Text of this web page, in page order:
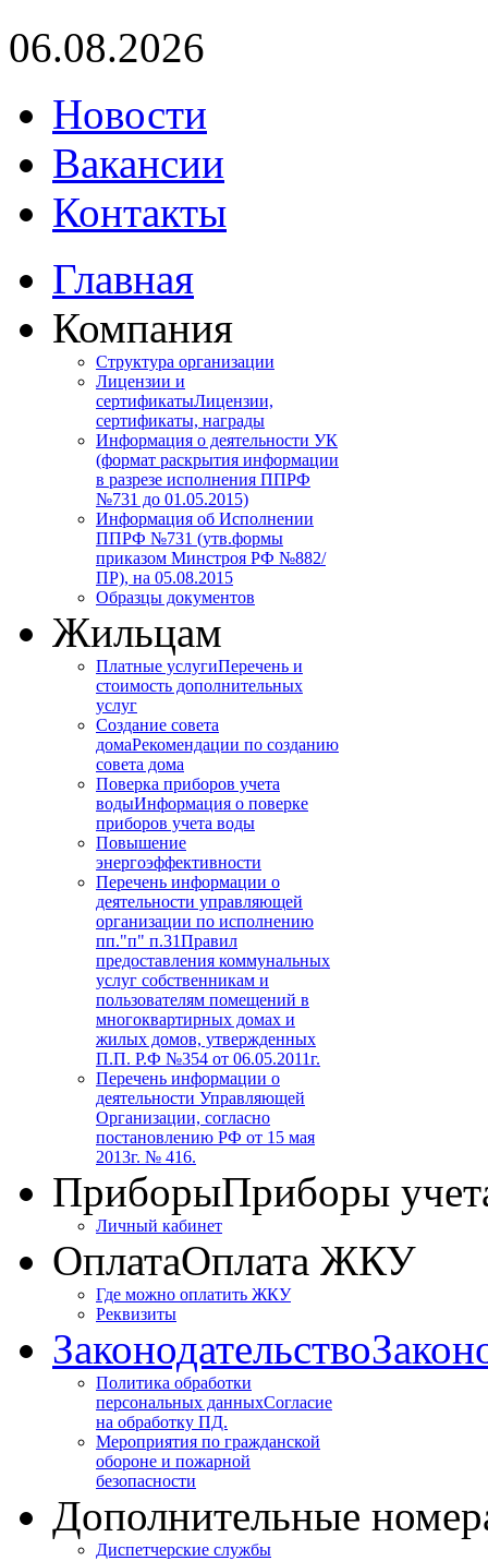
06.08.2026
Новости
Вакансии
Контакты
Главная
Компания
Структура организации
Лицензии и
сертификатыЛицензии,
сертификаты, награды
Информация о деятельности УК
(формат раскрытия информации
в разрезе исполнения ППРФ
№731 до 01.05.2015)
Информация об Исполнении
ППРФ №731 (утв.формы
приказом Минстроя РФ №882/
ПР), на 05.08.2015
Образцы документов
Жильцам
Платные услугиПеречень и
стоимость дополнительных
услуг
Создание совета
домаРекомендации по созданию
совета дома
Поверка приборов учета
водыИнформация о поверке
приборов учета воды
Повышение
энергоэффективности
Перечень информации о
деятельности управляющей
организации по исполнению
пп."п" п.31Правил
предоставления коммунальных
услуг собственникам и
пользователям помещений в
многоквартирных домах и
жилых домов, утвержденных
П.П. Р.Ф №354 от 06.05.2011г.
Перечень информации о
деятельности Управляющей
Организации, согласно
постановлению РФ от 15 мая
2013г. № 416.
ПриборыПриборы
Личный кабинет
ОплатаОплата ЖКУ
Где можно оплатить ЖКУ
Реквизиты
Законодательство
Политика обработки
персональных данныхСогласие
на обработку ПД.
Мероприятия по гражданской
обороне и пожарной
безопасности
Дополнительные
Диспетчерские службы